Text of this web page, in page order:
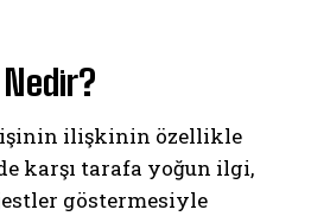
ilişkinin özellikle
karşı tarafa yoğun ilgi,
göstermesiyle